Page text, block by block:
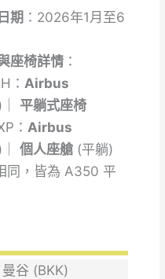
期 ：2026年1月至6
座椅詳情：
：Airbus
平躺式座椅
：Airbus
｜個人座艙 (平躺)
同，皆為 A350 平
谷 (BKK)